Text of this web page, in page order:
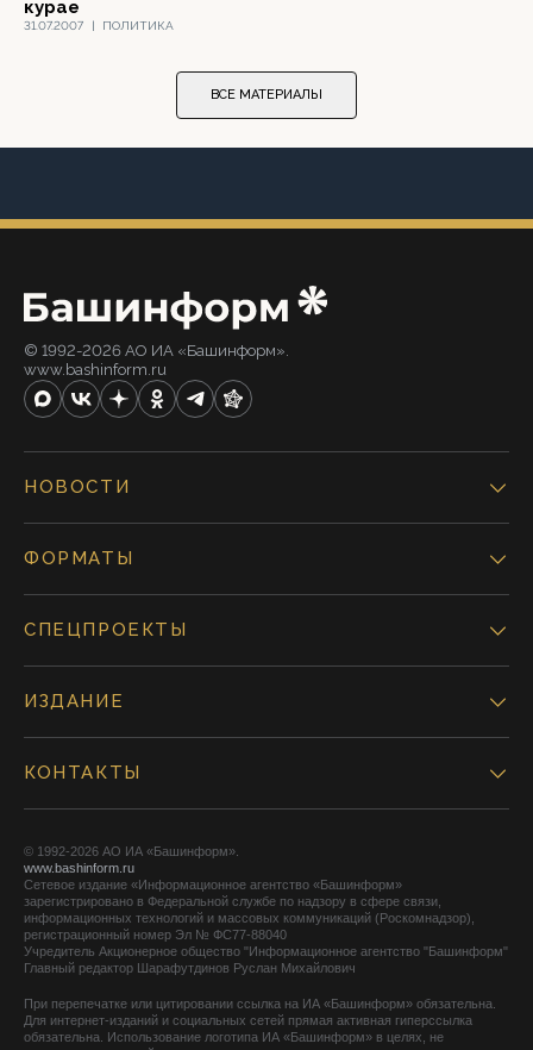
31.07.2007 | ПОЛИТИКА
курае
ВСЕ МАТЕРИАЛЫ
© 1992-2026 АО ИА «Башинформ».
www.bashinform.ru
НОВОСТИ
ФОРМАТЫ
СПЕЦПРОЕКТЫ
ИЗДАНИЕ
КОНТАКТЫ
© 1992-2026 АО ИА «Башинформ».
www.bashinform.ru
Сетевое издание «Информационное агентство «Башинформ»
зарегистрировано в Федеральной службе по надзору в сфере связи,
информационных технологий и массовых коммуникаций (Роскомнадзор),
регистрационный номер Эл № ФС77-88040
Учредитель Акционерное общество "Информационное агентство "Башинформ"
Главный редактор Шарафутдинов Руслан Михайлович
При перепечатке или цитировании ссылка на ИА «Башинформ» обязательна.
Для интернет-изданий и социальных сетей прямая активная гиперссылка
обязательна. Использование логотипа ИА «Башинформ» в целях, не